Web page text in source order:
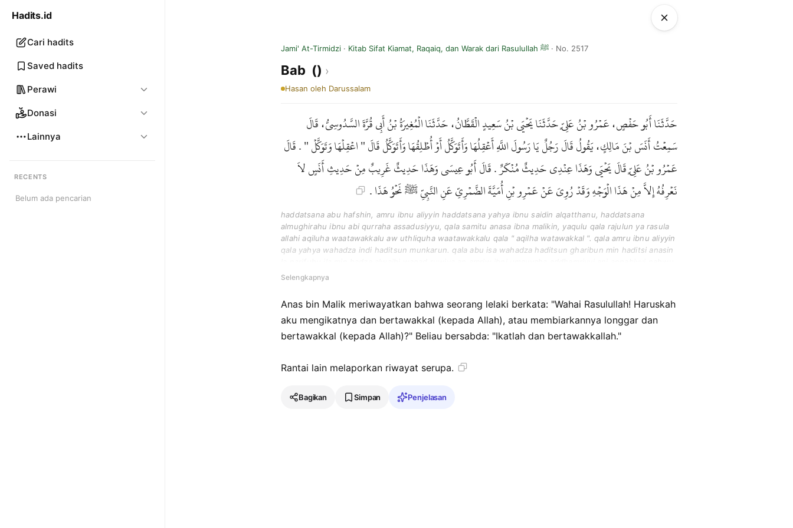
Hadits.id
Cari hadits
Saved hadits
Perawi
Donasi
Lainnya
RECENTS
Belum ada pencarian
Jami' At-Tirmidzi · Kitab Sifat Kiamat, Raqaiq, dan Warak dari Rasulullah ﷺ · No. 2517
Bab ‏)‏ ‏)
Hasan oleh Darussalam
حَدَّثَنَا أَبُو حَفْصٍ، عَمْرُو بْنُ عَلِيٍّ حَدَّثَنَا يَحْيَى بْنُ سَعِيدٍ الْقَطَّانُ، حَدَّثَنَا الْمُغِيرَةُ بْنُ أَبِي قُرَّةَ السَّدُوسِيُّ، قَالَ
سَمِعْتُ أَنَسَ بْنَ مَالِكٍ، يَقُولُ قَالَ رَجُلٌ يَا رَسُولَ اللَّهِ أَعْقِلُهَا وَأَتَوَكَّلُ أَوْ أُطْلِقُهَا وَأَتَوَكَّلُ قَالَ " اعْقِلْهَا وَتَوَكَّلْ " . قَالَ
عَمْرُو بْنُ عَلِيٍّ قَالَ يَحْيَى وَهَذَا عِنْدِي حَدِيثٌ مُنْكَرٌ . قَالَ أَبُو عِيسَى وَهَذَا حَدِيثٌ غَرِيبٌ مِنْ حَدِيثِ أَنَسٍ لاَ
نَعْرِفُهُ إِلاَّ مِنْ هَذَا الْوَجْهِ وَقَدْ رُوِيَ عَنْ عَمْرِو بْنِ أُمَيَّةَ الضَّمْرِيِّ عَنِ النَّبِيِّ ﷺ نَحْوُ هَذَا .
haddatsana abu hafshin, amru ibnu aliyyin haddatsana yahya ibnu saidin alqatthanu, haddatsana
almughirahu ibnu abi qurraha assadusiyyu, qala samitu anasa ibna malikin, yaqulu qala rajulun ya rasula
allahi aqiluha waatawakkalu aw uthliquha waatawakkalu qala " aqilha watawakkal ". qala amru ibnu aliyyin
qala yahya wahadza indi haditsun munkarun. qala abu isa wahadza haditsun gharibun min haditsi anasin
hadza.
Selengkapnya
Anas bin Malik meriwayatkan bahwa seorang lelaki berkata: "Wahai Rasulullah! Haruskah
aku mengikatnya dan bertawakkal (kepada Allah), atau membiarkannya longgar dan
bertawakkal (kepada Allah)?" Beliau bersabda: "Ikatlah dan bertawakkallah."
Rantai lain melaporkan riwayat serupa.
Bagikan Simpan Penjelasan